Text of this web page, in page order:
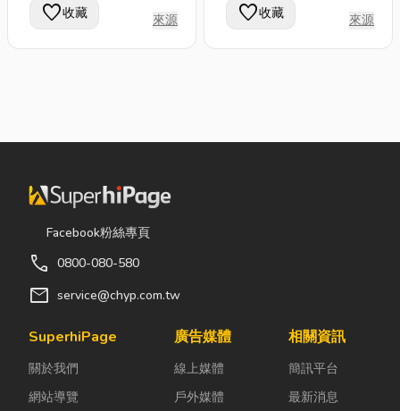
favorite收藏 來源 favorite收藏 來源
Facebook粉絲專頁
call 0800-080-580
mail service@chyp.com.tw
SuperhiPage
關於我們
網站導覽
廣告媒體
線上媒體
戶外媒體
相關資訊
簡訊平台
最新消息